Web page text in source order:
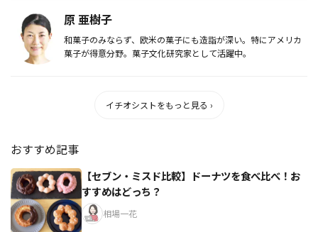
原 亜樹子
和菓子のみならず、欧米の菓子にも造詣が深い。特にアメリカ
菓子が得意分野。菓子文化研究家として活躍中。
イチオシストをもっと見る ›
おすすめ記事
【セブン・ミスド比較】ドーナツを食べ比べ！お
すすめはどっち？
相場一花